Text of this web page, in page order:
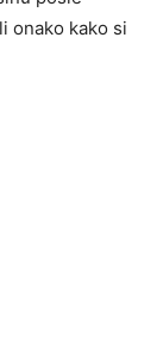
onako kako si